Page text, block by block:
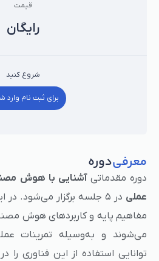
قیمت
رايگان
شروع کنید
برای ثبت نام وارد
معرفیدوره
دوره مقدماتیآشنایی با هوش
عملی
در ۵ جلسه برگزار می‌شود.
مفاهیم پایه و کاربردهای هوش
می‌شوند و به‌وسیله تمرینات
توانایی استفاده از این فناوری